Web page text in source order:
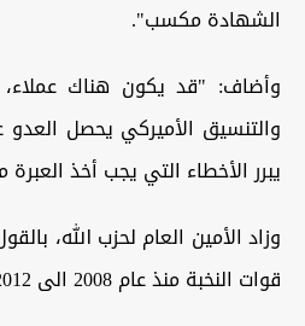
الشهادة مكسب".
وأضاف: "قد يكون هناك عملاء،
والتنسيق الأميركي يحصل
يبرر الأخطاء التي يجب أخذ العبرة
وزاد الأمين العام لحزب الله،
قوات النخبة منذ عام 2008 الى 2012".